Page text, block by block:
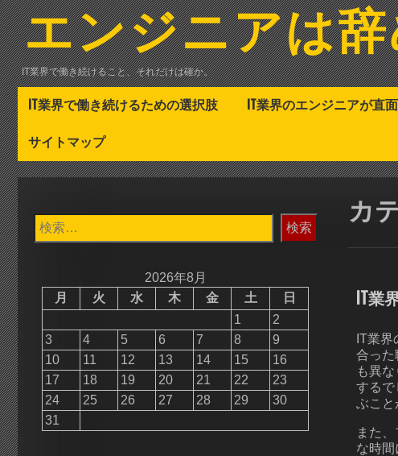
コ
ン
テ
ン
ツ
へ
ス
キ
ッ
プ
エンジニアは
IT業界で働き続けること、それだけは確か。
IT業界で働き続けるための選択肢 IT業界のエンジニアが直
サイトマップ
カ
IT業
IT業
合った
も異
するで
ぶこと
また
な時
検
索:
2026年8月
月
火 水 木 金 土
日
1
2
3
4 5 6 7 8
9
10
11 12 13 14 15
16
17
18 19 20 21 22
23
24
25 26 27 28 29
30
31